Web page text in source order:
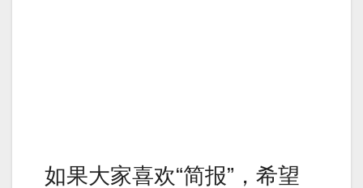
如果大家喜欢“简报”，希望